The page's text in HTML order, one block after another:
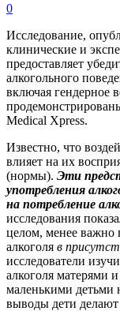
0
Исследование,
клинические и
предоставляет
алкогольного
включая гендерное
Medical Xpress.
Известно, что
влияет на их
(нормы). Эти
употребления
на потребление
исследования
целом, менее важно
алкоголя в
исследователи
алкоголя матерями
маленькими детьми
выводы дети делают